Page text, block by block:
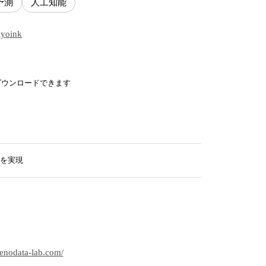
測 人工知能
ンロードできます
実現
lab.com/